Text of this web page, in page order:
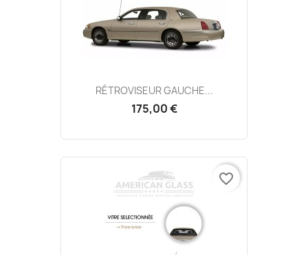
RÉTROVISEUR GAUCHE...
175,00 €
favorite_border